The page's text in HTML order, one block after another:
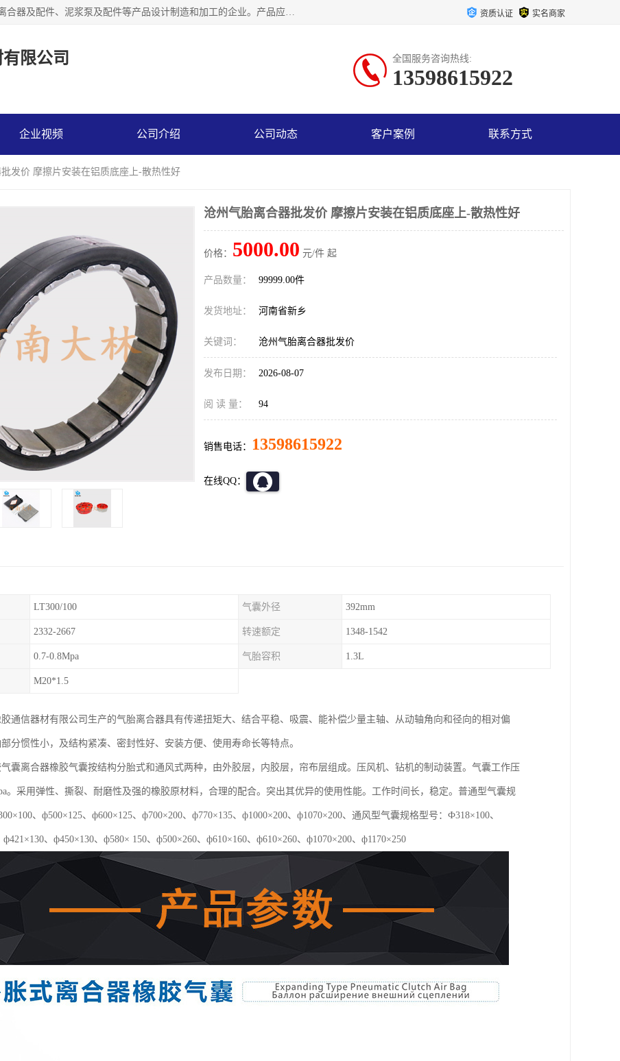
河南大林橡胶通信器材有限公司是一个专注于各种橡胶件、离合器及配件、泥浆泵及配件等产品设计制造和加工的企业。产品应用于矿山、冶金、石油、钢铁、化工、水泥、船舶、造纸、通用机械等各种大功率机械传动或制动装置。 资质认证 实名商家
限公司 全国服务咨询热线:
13598615922
企业视频 公司介绍 公司动态 客户案例 联系方式
发价 摩擦片安装在铝质底座上-散热性好
沧州气胎离合器批发价 摩擦片安装在铝质底座上-散热性好
价格： 5000.00 元/件 起
产品数量： 99999.00件
发货地址： 河南省新乡
关键词： 沧州气胎离合器批发价
发布日期： 2026-08-07
阅 读 量： 94
销售电话： 13598615922
在线QQ：
LT300/100 气囊外径 392mm
2332-2667 转速额定 1348-1542
0.7-0.8Mpa 气胎容积 1.3L
M20*1.5
通信器材有限公司生产的气胎离合器具有传递扭矩大、结合平稳、吸震、能补偿少量主轴、从动轴角向和径向的相对偏
分惯性小，及结构紧凑、密封性好、安装方便、使用寿命长等特点。
囊离合器橡胶气囊按结构分胎式和通风式两种，由外胶层，内胶层，帘布层组成。压风机、钻机的制动装置。气囊工作压
。采用弹性、撕裂、耐磨性及强的橡胶原材料，合理的配合。突出其优异的使用性能。工作时间长，稳定。普通型气囊规
、ф500×125、ф600×125、ф700×200、ф770×135、ф1000×200、ф1070×200、通风型气囊规格型号：Ф318×100、
ф421×130、ф450×130、ф580× 150、ф500×260、ф610×160、ф610×260、ф1070×200、ф1170×250